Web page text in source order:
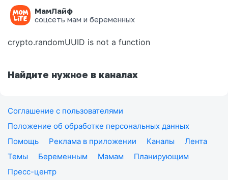
МамЛайф
соцсеть мам и беременных
Ошибка на странице
crypto.randomUUID is not a function
Найдите нужное в каналах
Соглашение с пользователями
Положение об обработке персональных данных
Помощь
Реклама в приложении Каналы
Лента
Темы
Беременным Мамам
Планирующим
Пресс-центр